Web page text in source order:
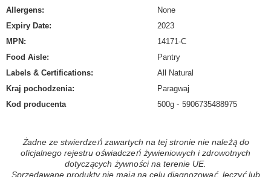
Allergens:
None
Expiry Date:
2023
MPN :
14171-C
Food Aisle:
Pantry
Labels & Certifications:
All Natural
Kraj pochodzenia:
Paragwaj
Kod producenta
500g 5906735488975
Żadne ze stwierdzeń zawartych na tej stronie nie należą do
oficjalnego rejestru oświadczeń żywieniowych i zdrowotnych
dotyczących żywności na terenie UE.
Sprzedawane produkty nie mają na celu diagnozować, leczyć lub